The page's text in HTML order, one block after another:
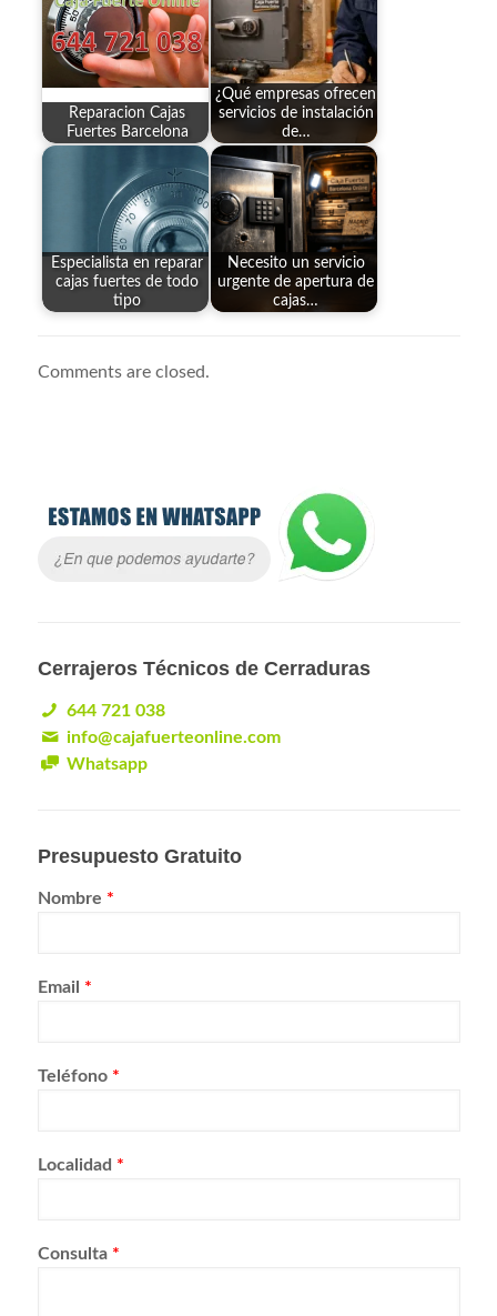
Reparacion Cajas
Fuertes Barcelona
¿Qué empresas ofrecen
servicios de instalación
de…
Especialista en reparar
cajas fuertes de todo
tipo
Necesito un servicio
urgente de apertura de
cajas…
Comments are closed.
Cerrajeros Técnicos de Cerraduras
644 721 038
info@cajafuerteonline.com
Whatsapp
Presupuesto Gratuito
Nombre *
Email *
Teléfono *
Localidad *
Consulta *